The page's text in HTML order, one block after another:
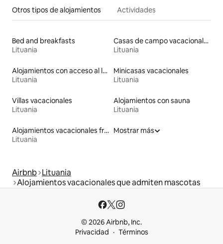
Otros tipos de alojamientos Actividades
Bed and breakfasts
Lituania
Casas de campo vacacionales
Lituania
Alojamientos con acceso al lago
Lituania
Minicasas vacacionales
Lituania
Villas vacacionales
Lituania
Alojamientos con sauna
Lituania
Alojamientos vacacionales frente a la playa
Lituania
Mostrar más
Airbnb Lituania
Alojamientos vacacionales que admiten mascotas
© 2026 Airbnb, Inc.
Privacidad
Términos